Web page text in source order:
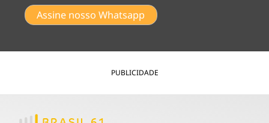
Assine nosso Whatsapp
PUBLICIDADE